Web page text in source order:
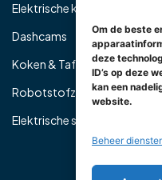
Om de beste
deze
ID’s op deze
kan een
website.
Beheer
Elektrische kruiken
Dashcams
Koken & Tafelen
Robotstofzuiger
Elektrische steps